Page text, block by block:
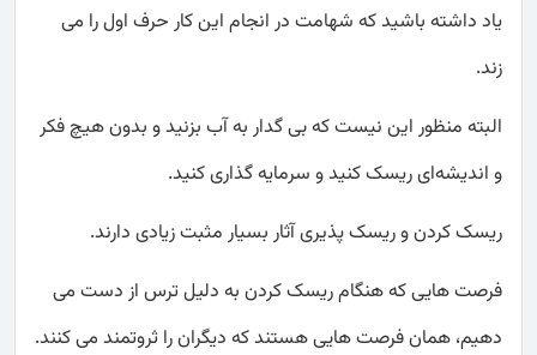
یاد داشته باشید که شهامت در انجام این کار حرف اول را می‌
زند.
البته منظور این نیست که بی گدار به آب بزنید و بدون هیچ فکر
و اندیشه‌ای ریسک کنید و سرمایه گذاری کنید.
ریسک کردن و ریسک پذیری آثار بسیار مثبت زیادی دارند.
فرصت هایی که هنگام ریسک کردن به دلیل ترس از دست می
دهیم، همان فرصت هایی هستند که دیگران را ثروتمند می کنند.